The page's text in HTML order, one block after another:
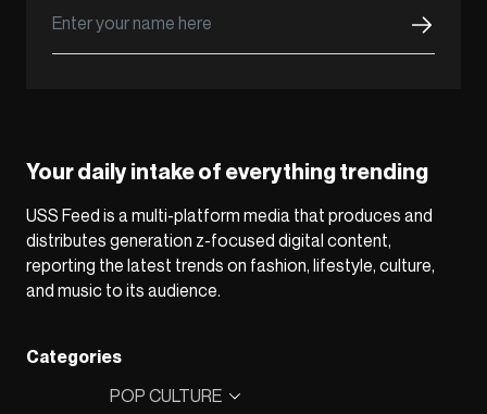
Your daily intake of everything trending
USS Feed is a multi-platform media that produces and
distributes generation z-focused digital content,
reporting the latest trends on fashion, lifestyle, culture,
and music to its audience.
Categories
POP CULTURE